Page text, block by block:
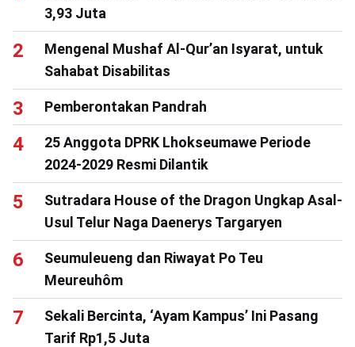
3,93 Juta
Mengenal Mushaf Al-Qur’an Isyarat, untuk
Sahabat Disabilitas
Pemberontakan Pandrah
25 Anggota DPRK Lhokseumawe Periode
2024-2029 Resmi Dilantik
Sutradara House of the Dragon Ungkap Asal-
Usul Telur Naga Daenerys Targaryen
Seumuleueng dan Riwayat Po Teu
Meureuhôm
Sekali Bercinta, ‘Ayam Kampus’ Ini Pasang
Tarif Rp1,5 Juta